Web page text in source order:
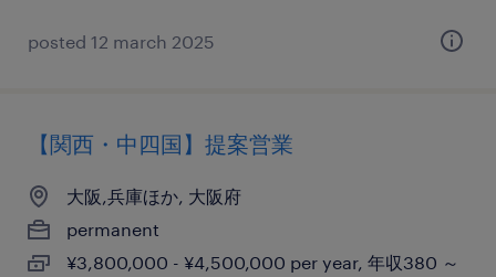
posted 12 march 2025
【関西・中四国】提案営業
大阪,兵庫ほか, 大阪府
permanent
¥3,800,000 - ¥4,500,000 per year, 年収380 ～